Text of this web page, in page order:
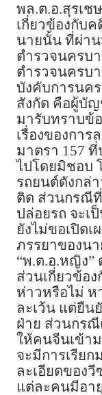
พล.ต.อ.สุรเช
เกี่ยวข้องกับ
นายนั้น ที่ผ่าน
ตำรวจนครบ
ตำรวจนครบ
บังคับการนค
สังกัด คือผู้บัญ
มารับทราบข้
เรื่องของกา
มาตรา 157
ไปโดยมิชอบ
รถยนต์ดังกล่
ติด ส่วนกรณี
ปล่อยรถ จะเ
ยังไม่ขอเปิด
ภรรยาของน
“พ.ต.อ.หญิง”
ส่วนเกี่ยวข้อ
ห่าวหรือไม่ ห
ละเว้น แต่ยืน
ฝ่าย ส่วนกรณี
ให้คนจีนเข้า
จะมีการเรีย
ละเอียดของวี
แต่ละคนมีอา